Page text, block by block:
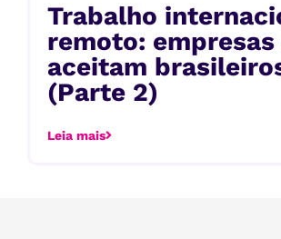
Trabalho
remoto: empresas
aceitam
(Parte 2)
Leia mais